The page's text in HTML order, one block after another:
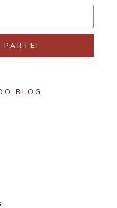
PARTE!
BLOG